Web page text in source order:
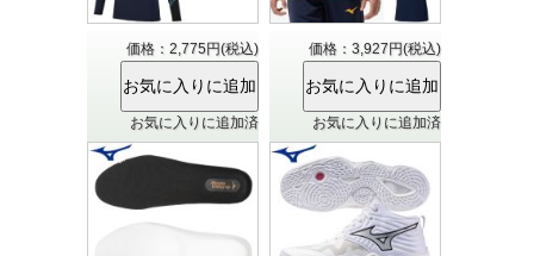
価格：2,775円(税込)
お気に入りに追加済
価格：3,927円(税込)
お気に入りに追加済